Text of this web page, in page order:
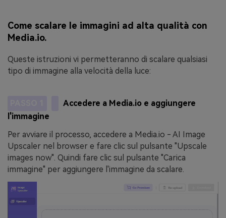
Come scalare le immagini ad alta qualità con
Media.io.
Queste istruzioni vi permetteranno di scalare qualsiasi
tipo di immagine alla velocità della luce:
Accedere a Media.io e aggiungere
l'immagine
Per avviare il processo, accedere a Media.io - AI Image
Upscaler nel browser e fare clic sul pulsante "Upscale
images now". Quindi fare clic sul pulsante "Carica
immagine" per aggiungere l'immagine da scalare.